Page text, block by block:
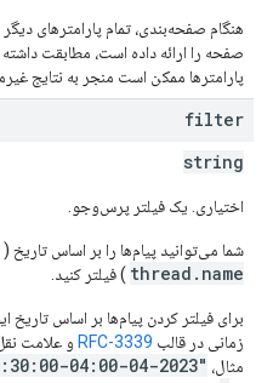
هنگام صفحه‌بندی، تمام پارامترهای دیگر
صفحه را ارائه داده است، مطابقت
پارامترها ممکن است منجر به نتایج
filter
string
اختیاری. یک فیلتر پرس‌وجو.
شما می‌توانید پیام‌ها را بر اساس تاریخ (
thread.name ) فیلتر کنید.
برای فیلتر کردن پیام‌ها بر اساس تاریخ
زمانی در قالب RFC-3339 و علامت
مثال، "2023-04-21T11:30:00-04:00"